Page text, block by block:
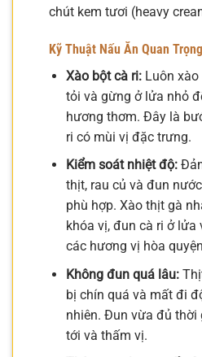
chút kem tươi (heavy
Kỹ Thuật Nấu Ăn Quan Trọng
Xào bột cà ri:Luôn xào
tỏi và gừng ở lửa nhỏ
hương thơm. Đây là
ri có mùi vị đặc trưng.
Kiểm soát nhiệt độ:
thịt, rau củ và đun
phù hợp. Xào thịt gà
khóa vị, đun cà ri ở lửa
các hương vị hòa
Không đun quá lâu:
bị chín quá và mất đi
nhiên. Đun vừa đủ thời
tới và thấm vị.